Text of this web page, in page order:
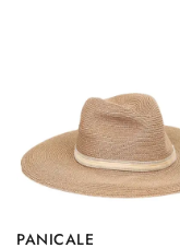
PANICALE